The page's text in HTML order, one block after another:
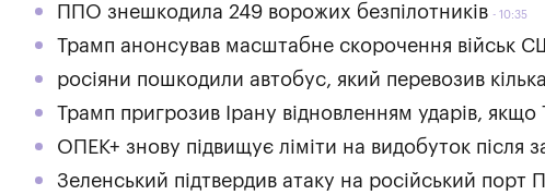
ППО знешкодила 249 ворожих безпілотників 10:35
Трамп анонсував масштабне скорочення військ
росіяни пошкодили автобус, який перевозив кілька
Трамп пригрозив Ірану відновленням ударів,
ОПЕК+ знову підвищує ліміти на видобуток після
Зеленський підтвердив атаку на російський